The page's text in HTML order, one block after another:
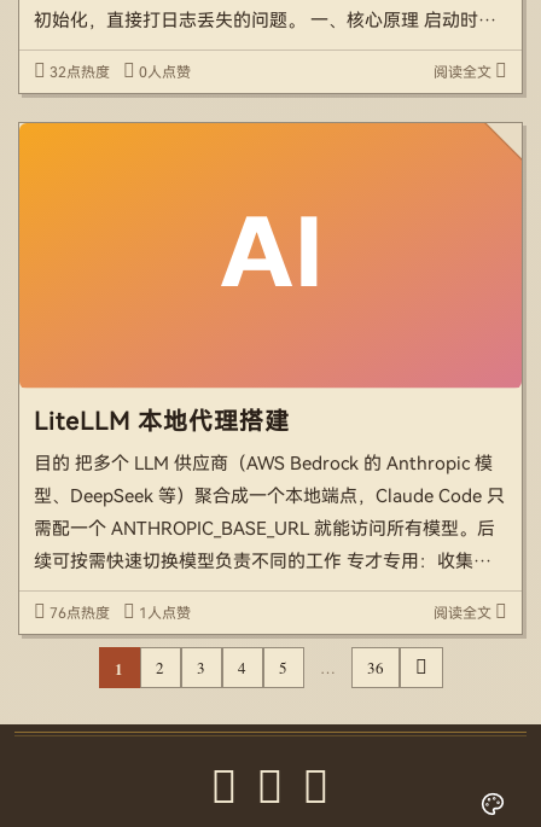
初始化，直接打日志丢失的问题。 一、核心原理 启动时序
问题 Spring 启动流程： 系统属性初始化 → Enviro […]
32点热度 0人点赞 阅读全文
LiteLLM 本地代理搭建
目的 把多个 LLM 供应商（AWS Bedrock 的 Anthropic 模
型、DeepSeek 等）聚合成一个本地端点，Claude Code 只
需配一个 ANTHROPIC_BASE_URL 就能访问所有模型。后
续可按需快速切换模型负责不同的工作 专才专用：收集信
息、生成代码等大吞吐量阶段用 DeepSeek； […]
76点热度 1人点赞 阅读全文
1 2 3 4 5 … 36